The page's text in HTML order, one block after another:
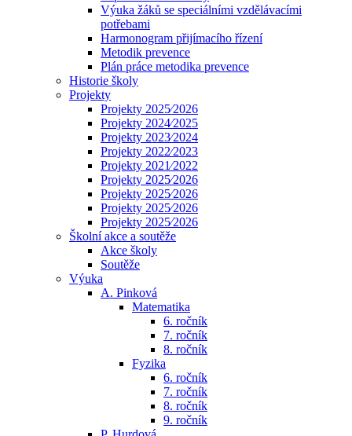
Výuka žáků se speciálními vzdělávacími
potřebami
Harmonogram přijímacího řízení
Metodik prevence
Plán práce metodika prevence
Historie školy
Projekty
Projekty 2025⁄2026
Projekty 2024⁄2025
Projekty 2023⁄2024
Projekty 2022⁄2023
Projekty 2021⁄2022
Projekty 2025⁄2026
Projekty 2025⁄2026
Projekty 2025⁄2026
Projekty 2025⁄2026
Školní akce a soutěže
Akce školy
Soutěže
Výuka
A. Pinková
Matematika
6. ročník
7. ročník
8. ročník
Fyzika
6. ročník
7. ročník
8. ročník
9. ročník